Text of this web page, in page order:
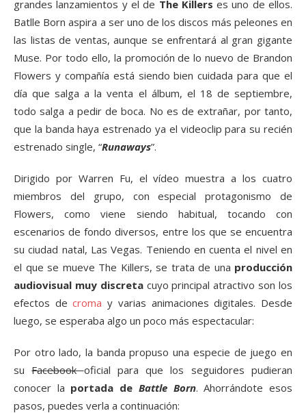
grandes lanzamientos y el de The Killers es uno de ellos.
Batlle Born aspira a ser uno de los discos más peleones en
las listas de ventas, aunque se enfrentará al gran gigante
Muse. Por todo ello, la promoción de lo nuevo de Brandon
Flowers y compañía está siendo bien cuidada para que el
día que salga a la venta el álbum, el 18 de septiembre,
todo salga a pedir de boca. No es de extrañar, por tanto,
que la banda haya estrenado ya el videoclip para su recién
estrenado single, “Runaways”.
Dirigido por Warren Fu, el vídeo muestra a los cuatro
miembros del grupo, con especial protagonismo de
Flowers, como viene siendo habitual, tocando con
escenarios de fondo diversos, entre los que se encuentra
su ciudad natal, Las Vegas. Teniendo en cuenta el nivel en
el que se mueve The Killers, se trata de una producción
audiovisual muy discretacuyo principal atractivo son los
efectos decromay varias animaciones digitales. Desde
luego, se esperaba algo un poco más espectacular:
Por otro lado, la banda propuso una especie de juego en
suFacebookoficial para que los seguidores pudieran
conocer la portada de Battle Born. Ahorrándote esos
pasos, puedes verla a continuación: